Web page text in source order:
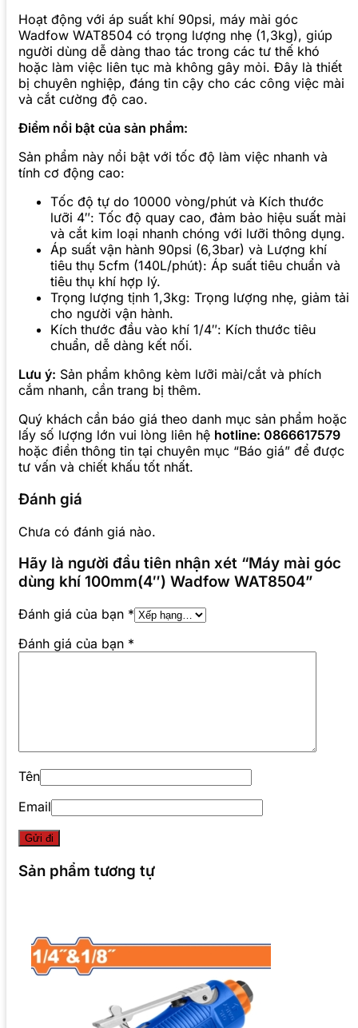
Hoạt động với áp suất khí 90psi, máy mài góc
Wadfow WAT8504 có trọng lượng nhẹ (1,3kg), giúp
người dùng dễ dàng thao tác trong các tư thế khó
hoặc làm việc liên tục mà không gây mỏi. Đây là thiết
bị chuyên nghiệp, đáng tin cậy cho các công việc mài
và cắt cường độ cao.
Điểm nổi bật của sản phẩm:
Sản phẩm này nổi bật với tốc độ làm việc nhanh và
tính cơ động cao:
Tốc độ tự do 10000 vòng/phút và Kích thước
lưỡi 4″: Tốc độ quay cao, đảm bảo hiệu suất mài
và cắt kim loại nhanh chóng với lưỡi thông dụng.
Áp suất vận hành 90psi (6,3bar) và Lượng khí
tiêu thụ 5cfm (140L/phút): Áp suất tiêu chuẩn và
tiêu thụ khí hợp lý.
Trọng lượng tịnh 1,3kg: Trọng lượng nhẹ, giảm tải
cho người vận hành.
Kích thước đầu vào khí 1/4″: Kích thước tiêu
chuẩn, dễ dàng kết nối.
Lưu ý: Sản phẩm không kèm lưỡi mài/cắt và phích
cắm nhanh, cần trang bị thêm.
Quý khách cần báo giá theo danh mục sản phẩm hoặc
lấy số lượng lớn vui lòng liên hệ hotline: 0866617579
hoặc điền thông tin tại chuyên mục “Báo giá” để được
tư vấn và chiết khấu tốt nhất.
Đánh giá
Chưa có đánh giá nào.
Hãy là người đầu tiên nhận xét “Máy mài góc
dùng khí 100mm(4″) Wadfow WAT8504”
Đánh giá của bạn *
Đánh giá của bạn *
Tên
Email
Sản phẩm tương tự